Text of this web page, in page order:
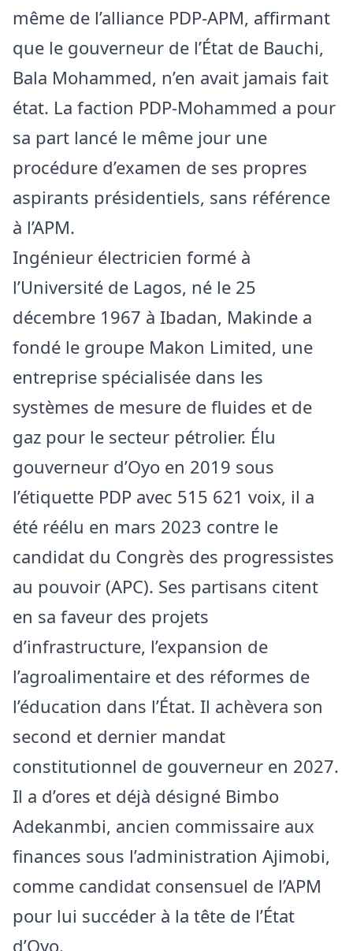
même de l’alliance PDP-APM, affirmant
que le gouverneur de l’État de Bauchi,
Bala Mohammed, n’en avait jamais fait
état. La faction PDP-Mohammed a pour
sa part lancé le même jour une
procédure d’examen de ses propres
aspirants présidentiels, sans référence
à l’APM.
Ingénieur électricien formé à
l’Université de Lagos, né le 25
décembre 1967 à Ibadan, Makinde a
fondé le groupe Makon Limited, une
entreprise spécialisée dans les
systèmes de mesure de fluides et de
gaz pour le secteur pétrolier. Élu
gouverneur d’Oyo en 2019 sous
l’étiquette PDP avec 515 621 voix, il a
été réélu en mars 2023 contre le
candidat du Congrès des progressistes
au pouvoir (APC). Ses partisans citent
en sa faveur des projets
d’infrastructure, l’expansion de
l’agroalimentaire et des réformes de
l’éducation dans l’État. Il achèvera son
second et dernier mandat
constitutionnel de gouverneur en 2027.
Il a d’ores et déjà désigné Bimbo
Adekanmbi, ancien commissaire aux
finances sous l’administration Ajimobi,
comme candidat consensuel de l’APM
pour lui succéder à la tête de l’État
d’Oyo.